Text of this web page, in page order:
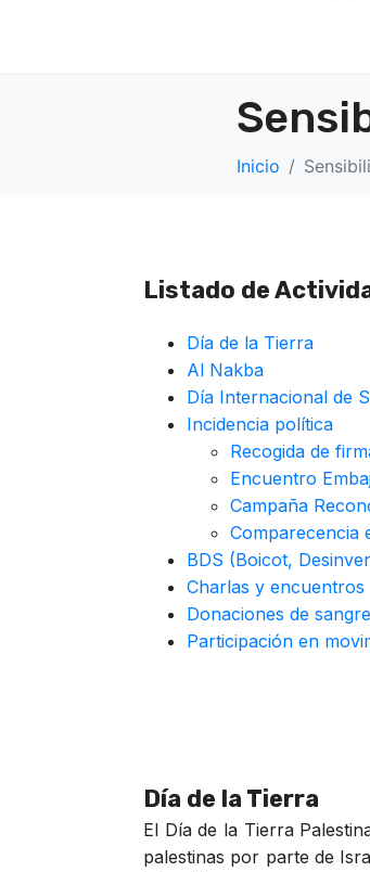
Inicio
Listado de
Día de la Tierra
Al Nakba
Día Internacional de
Incidencia política
Recogida de
Encuentro
Campaña
Comparecencia
BDS (Boicot,
Charlas y encuentros
Donaciones de sangre
Participación en
Día de la Tierra
El Día de la Tierra
palestinas por parte de